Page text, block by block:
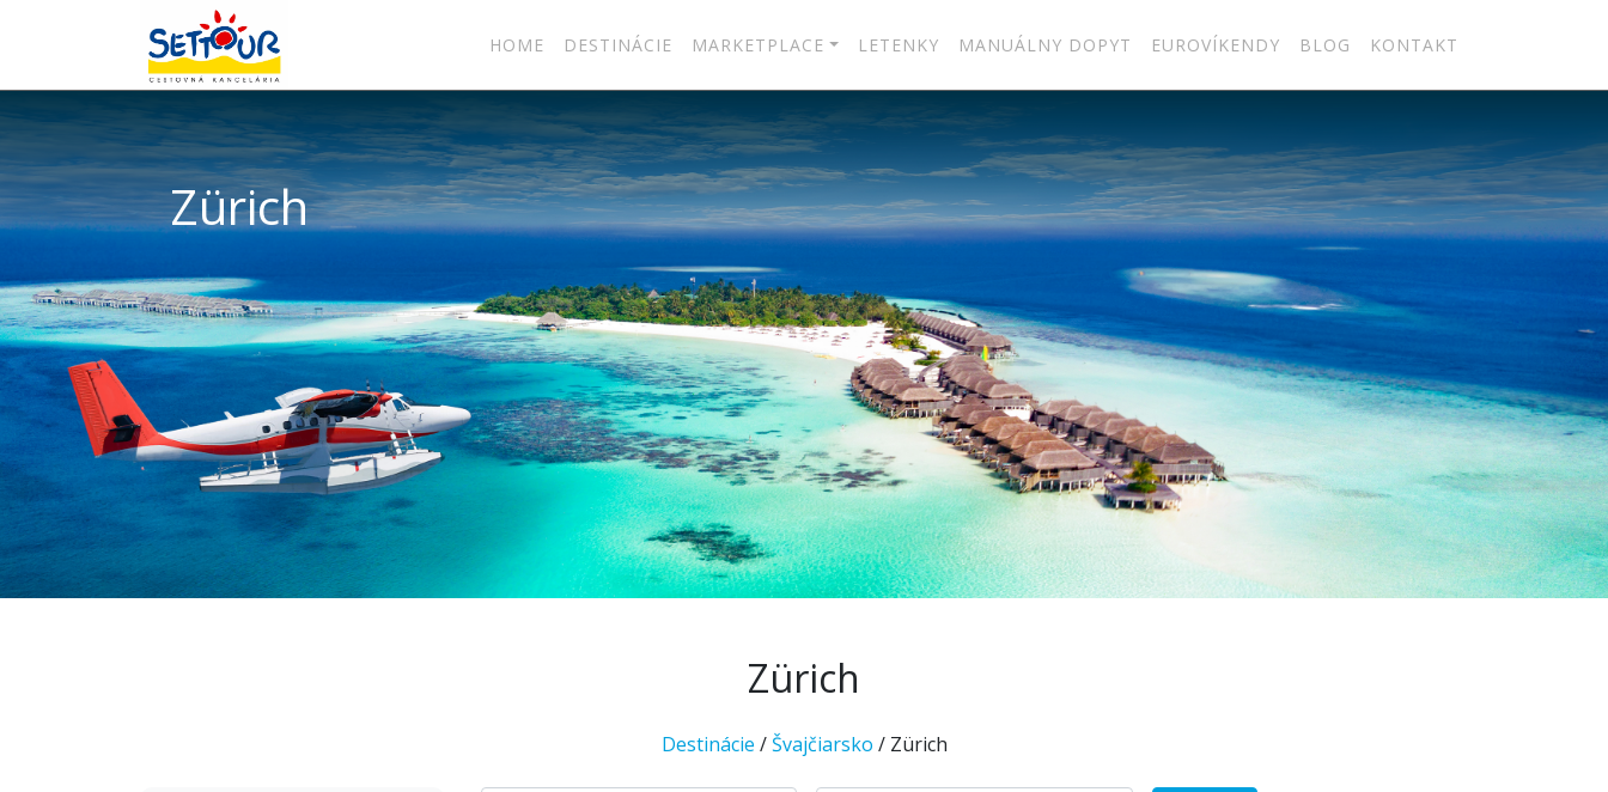
HOME DESTINÁCIE MARKETPLACE LETENKY MANUÁLNY DOPYT EUROVÍKENDY BLOG KONTAKT
Zürich
Zürich
Destinácie /Švajčiarsko / Zürich